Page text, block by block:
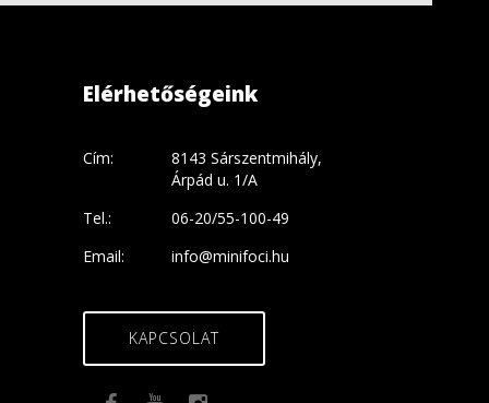
Elérhetőségeink
Cím:
8143 Sárszentmihály,
Árpád u. 1/A
Tel.:
06-20/55-100-49
Email:
info@minifoci.hu
KAPCSOLAT